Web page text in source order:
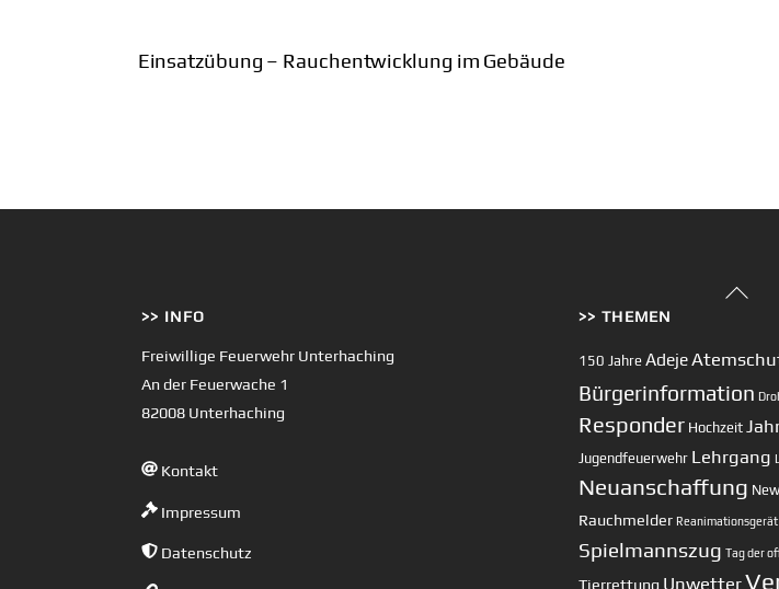
Einsatzübung – Rauchentwicklung im Gebäude
Back
>> INFO
Freiwillige Feuerwehr Unterhaching
An der Feuerwache 1
82008 Unterhaching
Kontakt
Impressum
Datenschutz
>> THEMEN
150 Jahre Adeje
Bürgerinformation
Responder Hochzeit
Jugendfeuerwehr Lehrgang
Neuanschaffung
Rauchmelder Reanimationsgerät
Spielmannszug Tag der
Tierrettung Unwetter